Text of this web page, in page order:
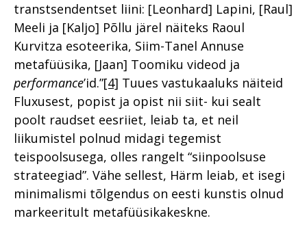
transtsendentset liini: [Leonhard] Lapini, [Raul]
Meeli ja [Kaljo] Põllu järel näiteks Raoul
Kurvitza esoteerika, Siim-Tanel Annuse
metafüüsika, [Jaan] Toomiku videod ja
performance’id.”[4] Tuues vastukaaluks näiteid
Fluxusest, popist ja opist nii siit- kui sealt
poolt raudset eesriiet, leiab ta, et neil
liikumistel polnud midagi tegemist
teispoolsusega, olles rangelt “siinpoolsuse
strateegiad”. Vähe sellest, Härm leiab, et isegi
minimalismi tõlgendus on eesti kunstis olnud
markeeritult metafüüsikakeskne.